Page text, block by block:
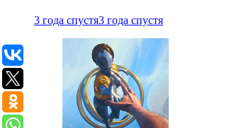
3 года спустя3 года спустя